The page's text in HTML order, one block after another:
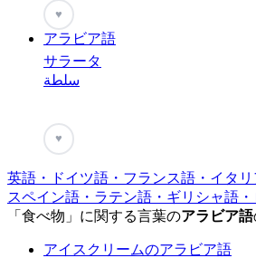
♥
アラビア語
サラータ
سلطة
♥
英語・ドイツ語・フランス語・イタリ
スペイン語・ラテン語・ギリシャ語
「食べ物」に関する言葉のアラビア語
アイスクリームのアラビア語